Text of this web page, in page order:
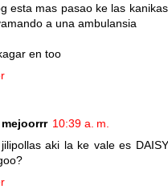
esta mas pasao ke las
a una ambulansia
en too
10:39 a. m.
aki la ke vale es